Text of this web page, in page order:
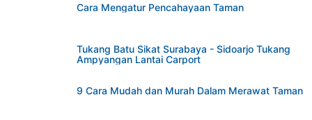
Cara Mengatur Pencahayaan Taman
Tukang Batu Sikat Surabaya - Sidoarjo Tukang
Ampyangan Lantai Carport
9 Cara Mudah dan Murah Dalam Merawat Taman